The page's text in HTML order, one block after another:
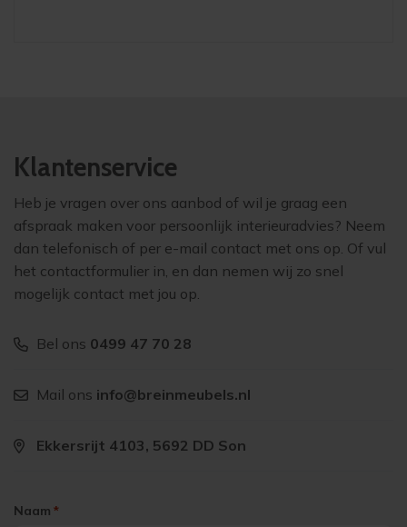
Klantenservice
Heb je vragen over ons aanbod of wil je graag een
afspraak maken voor persoonlijk interieuradvies? Neem
dan telefonisch of per e-mail contact met ons op. Of vul
het contactformulier in, en dan nemen wij zo snel
mogelijk contact met jou op.
Bel ons 0499 47 70 28
Mail ons info@breinmeubels.nl
Ekkersrijt 4103, 5692 DD Son
Naam *